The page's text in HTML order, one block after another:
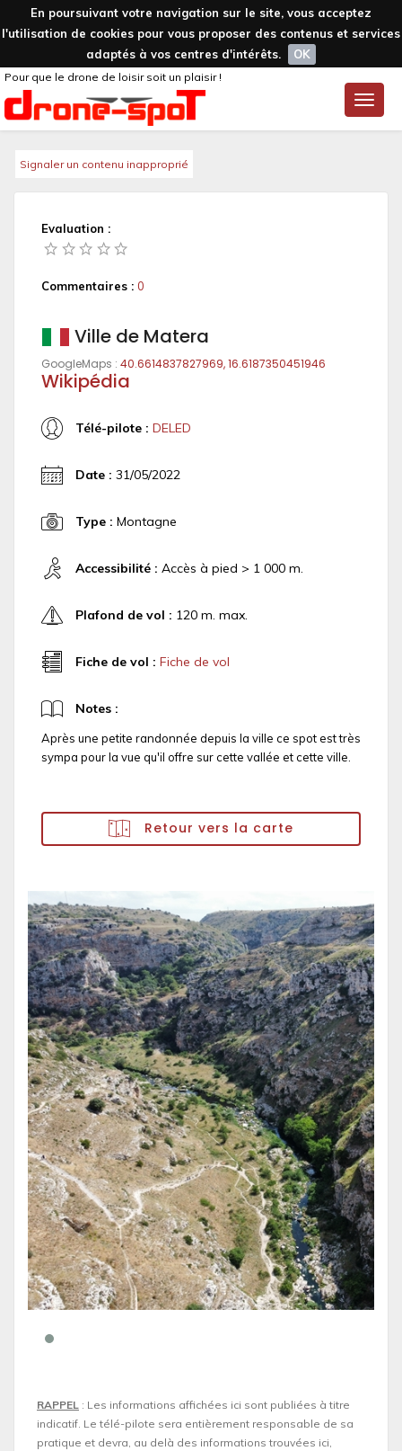
En poursuivant votre navigation sur le site, vous acceptez
l'utilisation de cookies pour vous proposer des contenus et services
adaptés à vos centres d'intérêts.
OK
Toggle
Pour que le drone de loisir soit un plaisir !
Signaler un contenu inapproprié
Evaluation :
Commentaires : 0
Ville de Matera
GoogleMaps : 40.6614837827969, 16.6187350451946
Wikipédia
Télé-pilote : DELED
Date : 31/05/2022
Type : Montagne
Accessibilité : Accès à pied > 1 000 m.
Plafond de vol : 120 m. max.
Fiche de vol : Fiche de vol
Notes :
Après une petite randonnée depuis la ville ce spot est très
sympa pour la vue qu'il offre sur cette vallée et cette ville.
Retour vers la carte
RAPPEL : Les informations affichées ici sont publiées à titre
indicatif. Le télé-pilote sera entièrement responsable de sa
pratique et devra, au delà des informations trouvées ici,